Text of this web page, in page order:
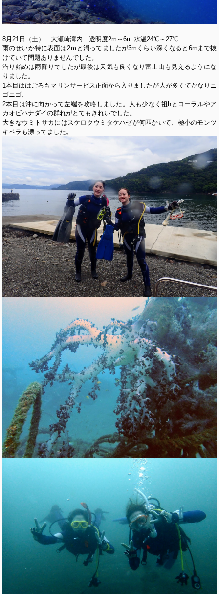
8月21日（土） 大瀬崎湾内 透明度2m～6m 水温24℃～27℃
雨のせいか特に表面は2ｍと濁ってましたが3mくらい深くなると6mまで抜
けていて問題ありませんでした。
潜り始めは雨降りでしたが最後は天気も良くなり富士山も見えるようにな
りました。
1本目ははごろもマリンサービス正面から入りましたが人が多くてかなりニ
ゴニゴ、
2本目は沖に向かって左端を攻略しました。人も少なく祖hとコーラルやア
カオビハナダイの群れがとてもきれいでした。
大きなウミトサカにはスケロクウミタケハゼが何匹かいて、極小のモンツ
キベラも漂ってました。